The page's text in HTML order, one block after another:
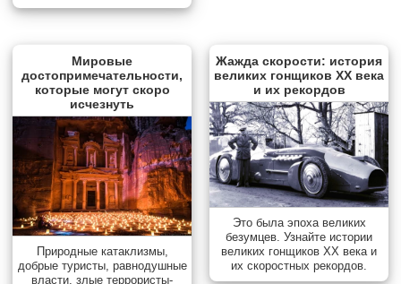
Мировые
достопримечательности,
которые могут скоро
исчезнуть
Природные катаклизмы,
добрые туристы, равнодушные
власти, злые террористы-
Жажда скорости: история
великих гонщиков XX века
и их рекордов
Это была эпоха великих
безумцев. Узнайте истории
великих гонщиков XX века и
их скоростных рекордов.